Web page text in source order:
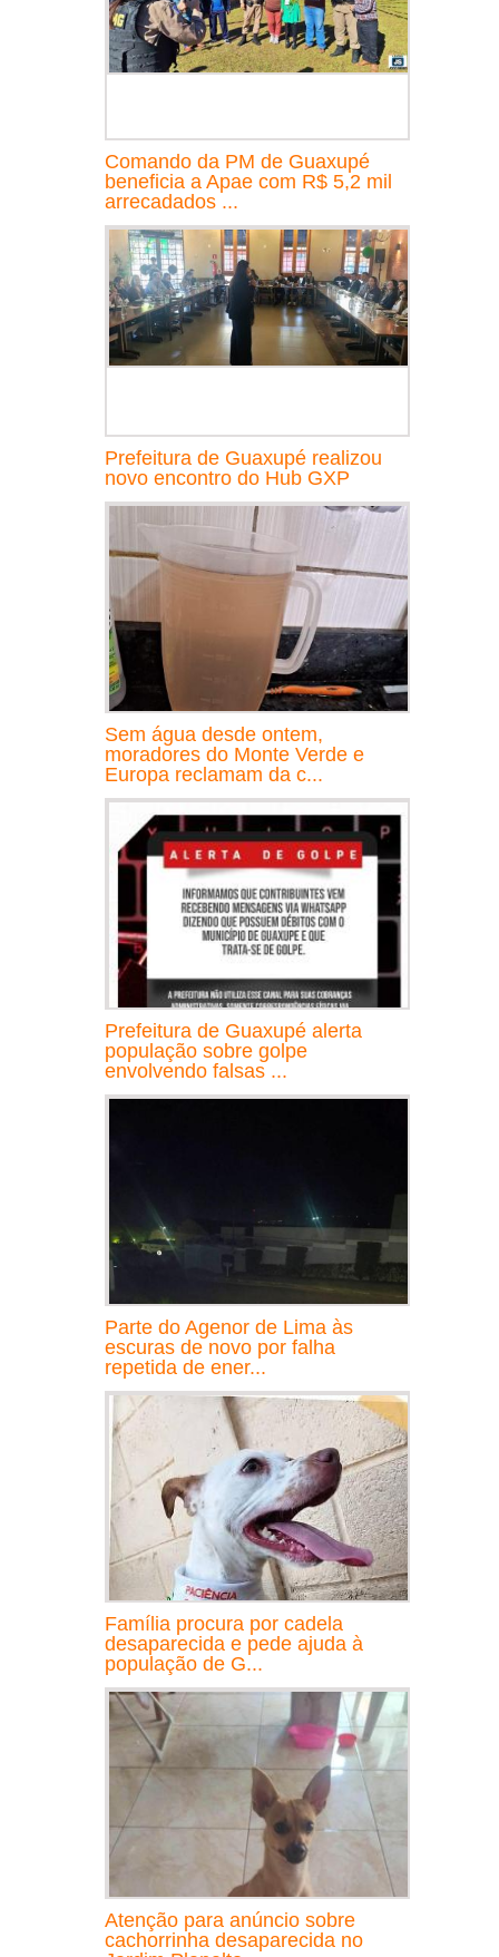
Comando da PM de Guaxupé
beneficia a Apae com R$ 5,2 mil
arrecadados ...
Prefeitura de Guaxupé realizou
novo encontro do Hub GXP
Sem água desde ontem,
moradores do Monte Verde e
Europa reclamam da c...
Prefeitura de Guaxupé alerta
população sobre golpe
envolvendo falsas ...
Parte do Agenor de Lima às
escuras de novo por falha
repetida de ener...
Família procura por cadela
desaparecida e pede ajuda à
população de G...
Atenção para anúncio sobre
cachorrinha desaparecida no